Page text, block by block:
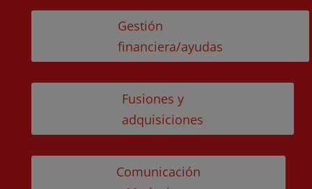
Gestión
financiera/ayudas
Fusiones y
adquisiciones
Comunicación